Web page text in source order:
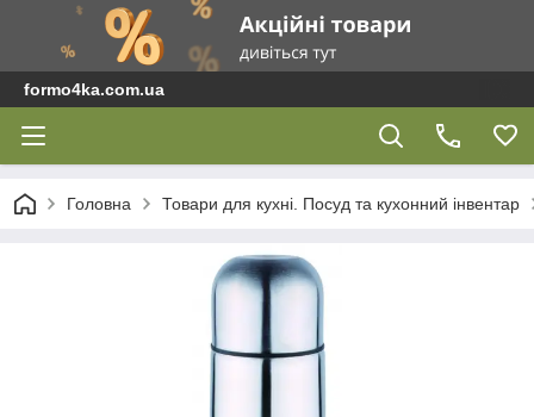
formo4ka.com.ua
Головна Товари для кухні. Посуд та кухонний інвентар